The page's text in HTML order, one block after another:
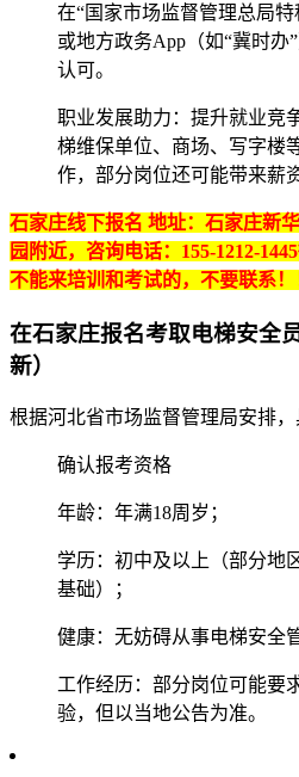
在“国家市场监督管理总局
或地方政务App（如“冀时办
认可‌‌。
职业发展助力‌：提升就业竞
梯维保单位、商场、写字楼
作，部分岗位还可能带来薪
石家庄线下报名 地址：石家庄新
园附近，咨询电话：155-1212-
不能来培训和考试的，不要联系！
在石家庄报名考取电梯安全
新）
根据河北省市场监督管理局安排，
‌确认报考资格‌
年龄：年满18周岁；
学历：初中及以上（部分地
基础）；
健康：无妨碍从事电梯安全
工作经历：部分岗位可能要
验，但以当地公告为准‌‌。